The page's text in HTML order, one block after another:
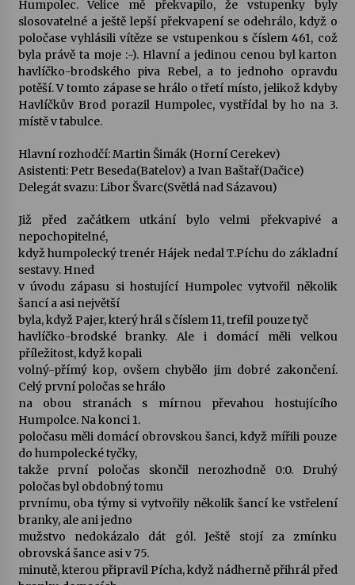
28. 7. 2026
Letní koncerty ve Stromovce: Kolchoz a
Jenakaši
28. 7. 2026
Letní koncerty ve Stromovce: Rufus Miller
Vysočinka
17. 7. 2026
Ozvěny prázdnin
14. 7. 2026
Za kulturou kousek za Humpolec. V Želivě ožije
odkaz Josefa Čapka
13. 7. 2026
Varhanní recitál Michala Novenka v Klášteře
Želiv
3. 7. 2026
Petr Adamec – Malovaný svět
30. 6. 2026
Humpolec. Velice mě překvapilo, že vstupenky byly
slosovatelné a ještě lepší překvapení se odehrálo, když o
poločase vyhlásili vítěze se vstupenkou s číslem 461, což
byla právě ta moje :-). Hlavní a jedinou cenou byl karton
havlíčko-brodského piva Rebel, a to jednoho opravdu
potěší. V tomto zápase se hrálo o třetí místo, jelikož kdyby
Havlíčkův Brod porazil Humpolec, vystřídal by ho na 3.
místě v tabulce.
Hlavní rozhodčí: Martin Šimák (Horní Cerekev)
Asistenti: Petr Beseda(Batelov) a Ivan Baštař(Dačice)
Delegát svazu: Libor Švarc(Světlá nad Sázavou)
Již před začátkem utkání bylo velmi překvapivé a
nepochopitelné,
když humpolecký trenér Hájek nedal T.Píchu do základní
sestavy. Hned
v úvodu zápasu si hostující Humpolec vytvořil několik
šancí a asi největší
byla, když Pajer, který hrál s číslem 11, trefil pouze tyč
havlíčko-brodské branky. Ale i domácí měli velkou
příležitost, když kopali
volný-přímý kop, ovšem chybělo jim dobré zakončení.
Celý první poločas se hrálo
na obou stranách s mírnou převahou hostujícího
Humpolce. Na konci 1.
poločasu měli domácí obrovskou šanci, když mířili pouze
do humpolecké tyčky,
takže první poločas skončil nerozhodně 0:0. Druhý
poločas byl obdobný tomu
prvnímu, oba týmy si vytvořily několik šancí ke vstřelení
branky, ale ani jedno
mužstvo nedokázalo dát gól. Ještě stojí za zmínku
obrovská šance asi v 75.
minutě, kterou připravil Pícha, když nádherně přihrál před